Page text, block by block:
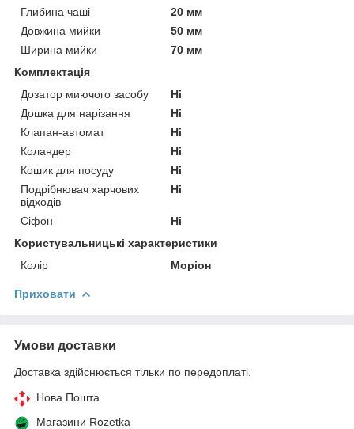
Глибина чаші
20 мм
Довжина мийки
50 мм
Ширина мийки
70 мм
Комплектація
Дозатор миючого засобу
Ні
Дошка для нарізання
Ні
Клапан-автомат
Ні
Коландер
Ні
Кошик для посуду
Ні
Подрібнювач харчових
відходів
Ні
Сіфон
Ні
Користувальницькі характеристики
Колір
Моріон
Приховати
Умови доставки
Доставка здійснюється тільки по передоплаті.
Нова Пошта
Магазини Rozetka